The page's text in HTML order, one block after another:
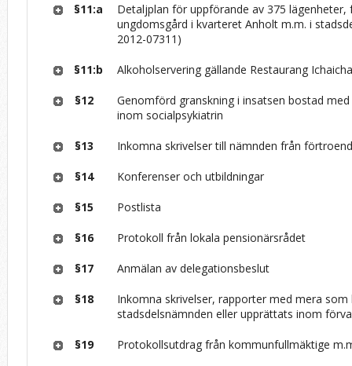
§11:a
Detaljplan för uppförande av 375 lägenheter,
ungdomsgård i kvarteret Anholt m.m. i
2012-07311)
§11:b Alkoholservering gällande Restaurang
§12
Genomförd granskning i insatsen bostad
inom socialpsykiatrin
§13 Inkomna skrivelser till nämnden från
§14 Konferenser och utbildningar
§15 Postlista
§16 Protokoll från lokala pensionärsrådet
§17 Anmälan av delegationsbeslut
§18
Inkomna skrivelser, rapporter med mera
stadsdelsnämnden eller upprättats inom
§19 Protokollsutdrag från kommunfullmäktige